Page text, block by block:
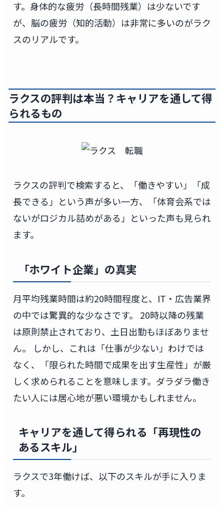
す。身体的な疲労（長時間残業）は少ないです
が、脳の疲労（知的活動）は非常に多いのがラク
スのリアルです。
ラクスの評判は本当？キャリアを通して得
られるもの
ラクスの評判で検索すると、「働きやすい」「成
長できる」という声が多い一方、「体育会系では
ないがロジカル詰めがある」といった声も見られ
ます。
「ホワイト企業」の真実
月平均残業時間は約20時間程度と、IT・広告業界
の中では驚異的な少なさです。 20時以降の残業
は原則禁止されており、土日出勤もほぼありませ
ん。 しかし、これは「仕事が少ない」わけでは
なく、「限られた時間で成果を出す生産性」が厳
しく求められることを意味します。ダラダラ働き
たい人には居心地が悪い環境かもしれません。
キャリアを通して得られる「再現性の
あるスキル」
ラクスで3年働けば、以下のスキルが手に入りま
す。